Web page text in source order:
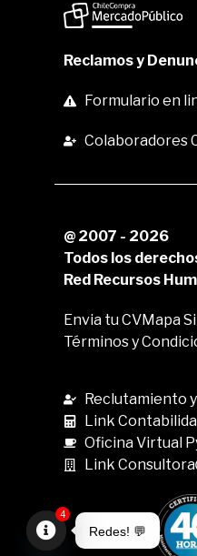
Reclamos y
Formulario en
Colaboradores
@ 2007 - 2026
Todos los
Red Recursos
Envia tu CVMapa
Términos y
Reclutamiento
Link
Oficina Virtual
Link Consultora
Redes! 💬
4